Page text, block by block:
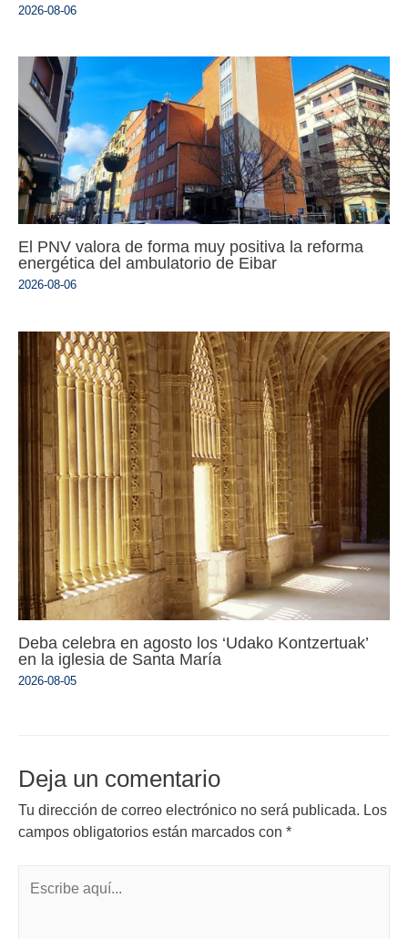
2026-08-06
El PNV valora de forma muy positiva la reforma
energética del ambulatorio de Eibar
2026-08-06
Deba celebra en agosto los ‘Udako Kontzertuak’
en la iglesia de Santa María
2026-08-05
Deja un comentario
Tu dirección de correo electrónico no será publicada. Los
campos obligatorios están marcados con *